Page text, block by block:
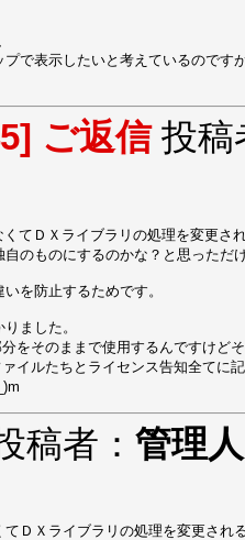
で表示したいと考えているのです
ご返信投稿
てＤＸライブラリの処理を変更さ
のものにするのかな？と思っただ
を防止するためです。
ました。
をそのままで使用するんですけど
イルたちとライセンス告知全てに
稿者： 管理人
ＤＸライブラリの処理を変更され